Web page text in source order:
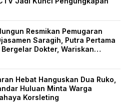
Resmikan Pemugaran
Saragih, Putra Pertama
Dokter, Wariskan
untuk Generasi
Hebat Hanguskan Dua Ruko,
Huluan Minta Warga
Korsleting